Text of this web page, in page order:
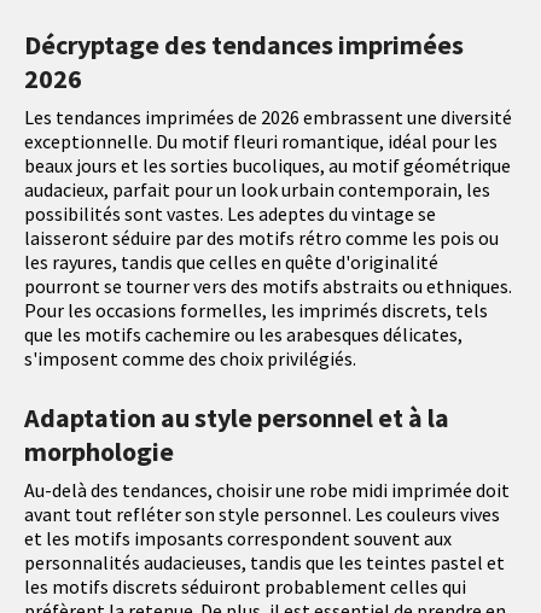
Décryptage des tendances imprimées
2026
Les tendances imprimées de 2026 embrassent une diversité
exceptionnelle. Du motif fleuri romantique, idéal pour les
beaux jours et les sorties bucoliques, au motif géométrique
audacieux, parfait pour un look urbain contemporain, les
possibilités sont vastes. Les adeptes du vintage se
laisseront séduire par des motifs rétro comme les pois ou
les rayures, tandis que celles en quête d'originalité
pourront se tourner vers des motifs abstraits ou ethniques.
Pour les occasions formelles, les imprimés discrets, tels
que les motifs cachemire ou les arabesques délicates,
s'imposent comme des choix privilégiés.
Adaptation au style personnel et à la
morphologie
Au-delà des tendances, choisir une robe midi imprimée doit
avant tout refléter son style personnel. Les couleurs vives
et les motifs imposants correspondent souvent aux
personnalités audacieuses, tandis que les teintes pastel et
les motifs discrets séduiront probablement celles qui